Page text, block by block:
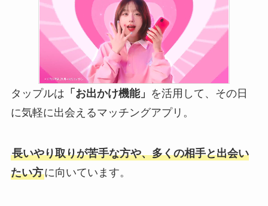
タップルは 「お出かけ機能」 を活用して、その日
に気軽に出会えるマッチングアプリ。
長いやり取りが苦手な方や、多くの相手と出会い
たい方に向いています。